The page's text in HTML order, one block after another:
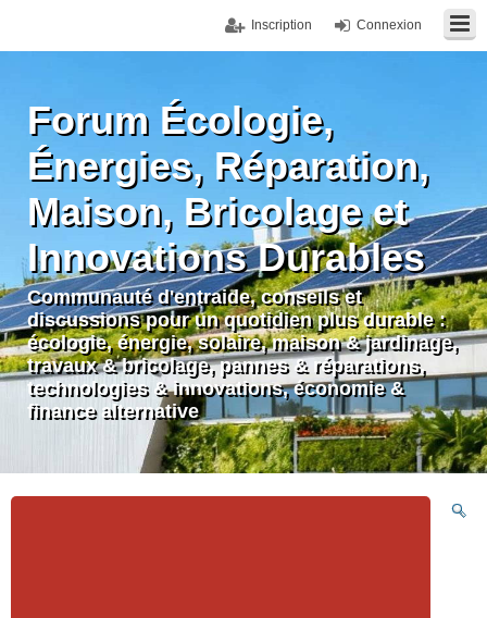
Connexion
Inscription
Forum Écologie,
Énergies, Réparation,
Maison, Bricolage et
Innovations Durables
Communauté d'entraide, conseils et
discussions pour un quotidien plus durable :
écologie, énergie, solaire, maison & jardinage,
travaux & bricolage, pannes & réparations,
technologies & innovations, économie &
finance alternative